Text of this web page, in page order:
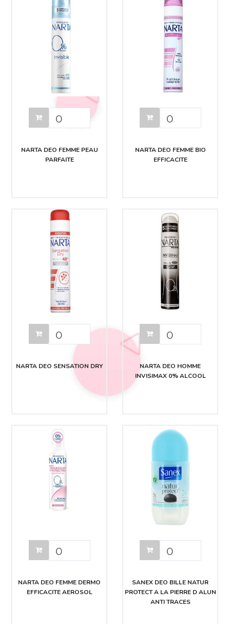
NARTA DEO FEMME PEAU
PARFAITE
NARTA DEO FEMME BIO
EFFICACITE
NARTA DEO SENSATION DRY
NARTA DEO HOMME
INVISIMAX 0% ALCOOL
NARTA DEO FEMME DERMO
EFFICACITE AEROSOL
SANEX DEO BILLE NATUR
PROTECT A LA PIERRE D ALUN
ANTI TRACES